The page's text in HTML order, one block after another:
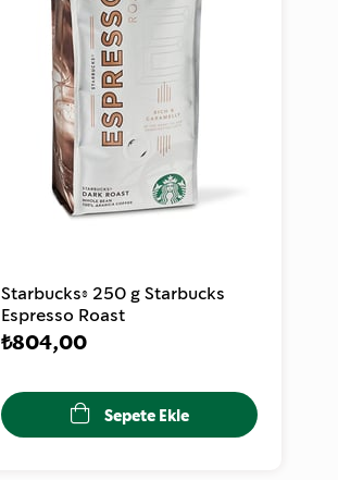
Starbucks® 250 g Starbucks
Espresso Roast
₺804,00
Sepete Ekle